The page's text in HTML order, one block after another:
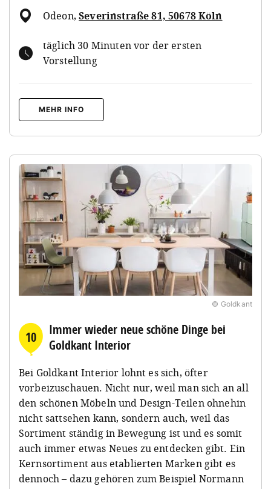
Odeon,Severinstraße 81, 50678 Köln
täglich 30 Minuten vor der ersten
Vorstellung
MEHR INFO
© Goldkant
10
Immer wieder neue schöne Dinge bei
Goldkant Interior
Bei Goldkant Interior lohnt es sich, öfter
vorbeizuschauen. Nicht nur, weil man sich an all
den schönen Möbeln und Design-Teilen ohnehin
nicht sattsehen kann, sondern auch, weil das
Sortiment ständig in Bewegung ist und es somit
auch immer etwas Neues zu entdecken gibt. Ein
Kernsortiment aus etablierten Marken gibt es
dennoch – dazu gehören zum Beispiel Normann